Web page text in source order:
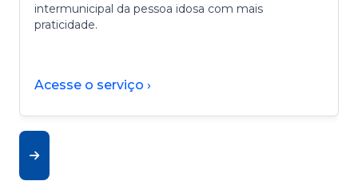
intermunicipal da pessoa idosa com mais
praticidade.
Acesse o serviço ›